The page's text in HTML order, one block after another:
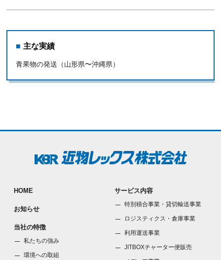
主な実績
青果物の発送（⼭形県〜沖縄県）
HOME
お知らせ
当社の特徴
私たちの強み
環境への取組
サービス内容
特別積合事業・貸切輸送事業
ロジスティクス・倉庫事業
利⽤運送事業
JITBOXチャーター便販売